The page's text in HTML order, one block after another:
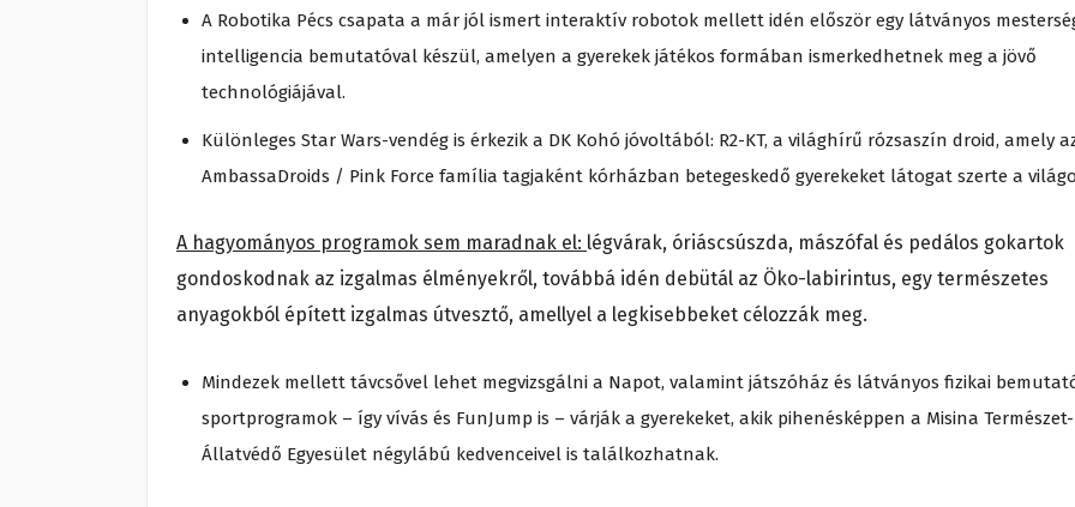
A Robotika Pécs csapata a már jól ismert interaktív robotok mellett idén először egy látványos
intelligencia bemutatóval készül, amelyen a gyerekek játékos formában ismerkedhetnek meg a jövő
technológiájával.
Különleges Star Wars-vendég is érkezik a DK Kohó jóvoltából: R2-KT, a világhírű rózsaszín droid, amely
AmbassaDroids / Pink Force família tagjaként kórházban betegeskedő gyerekeket látogat szerte a
A hagyományos programok sem maradnak el: légvárak, óriáscsúszda, mászófal és pedálos gokartok
gondoskodnak az izgalmas élményekről, továbbá idén debütál az Öko-labirintus, egy természetes
anyagokból épített izgalmas útvesztő, amellyel a legkisebbeket célozzák meg.
Mindezek mellett távcsővel lehet megvizsgálni a Napot, valamint játszóház és látványos fizikai
sportprogramok – így vívás és FunJump is – várják a gyerekeket, akik pihenésképpen a Misina
Állatvédő Egyesület négylábú kedvenceivel is találkozhatnak.